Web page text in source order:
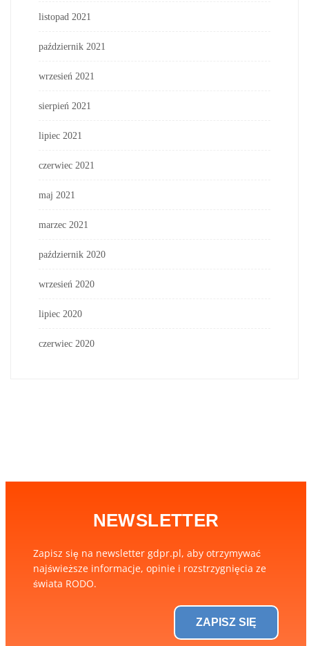
listopad 2021
październik 2021
wrzesień 2021
sierpień 2021
lipiec 2021
czerwiec 2021
maj 2021
marzec 2021
październik 2020
wrzesień 2020
lipiec 2020
czerwiec 2020
NEWSLETTER
Zapisz się na newsletter gdpr.pl, aby otrzymywać
najświeższe informacje, opinie i rozstrzygnięcia ze
świata RODO.
ZAPISZ SIĘ